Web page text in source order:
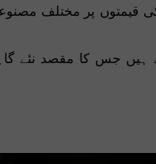
کی قیمتوں پر مختلف
جس کا مقصد نئے